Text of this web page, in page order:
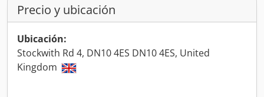
Precio y ubicación
Ubicación:
Stockwith Rd 4, DN10 4ES DN10 4ES, United
Kingdom